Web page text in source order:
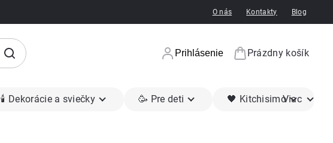
O nás Kontakty Blog
Prihlásenie
Nákupný
Prázdny košík
🕯 Dekorácie a sviečky 🥳 Pre deti 🖤 KitchisimoViac